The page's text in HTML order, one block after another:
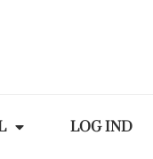
LOG IND